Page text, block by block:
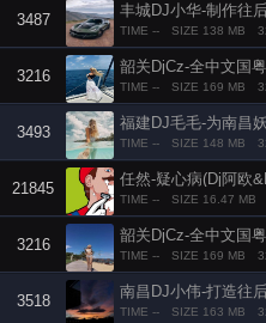
3487
丰城DJ小华-制作往
TIME -- SIZE 138 MB
3216
TIME -- SIZE 169 MB
3493
福建DJ毛毛-为南昌
TIME -- SIZE 148 MB
21845
任然-疑心病(Dj阿欧
TIME -- SIZE 16.47 MB
3216
TIME -- SIZE 169 MB
3518
TIME -- SIZE 163 MB